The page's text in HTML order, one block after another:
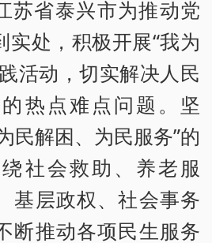
苏省泰兴市为推动党
实处，积极开展“我为
活动，切实解决人民
热点难点问题。坚
民解困、为民服务”的
社会救助、养老服
基层政权、社会事务
断推动各项民生服务